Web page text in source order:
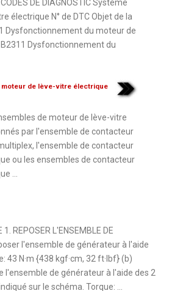
DE DIAGNOSTIC Système
électrique N° de DTC Objet de la
Dysfonctionnement du moteur de
Dysfonctionnement du
de lève-vitre électrique
de moteur de lève-vitre
par l'ensemble de contacteur
l'ensemble de contacteur
ou les ensembles de contacteur
...
1. REPOSER L'ENSEMBLE DE
l'ensemble de générateur à l'aide
43 N·m {438 kgf·cm, 32 ft·lbf} (b)
l'ensemble de générateur à l'aide des 2
sur le schéma. Torque: ...